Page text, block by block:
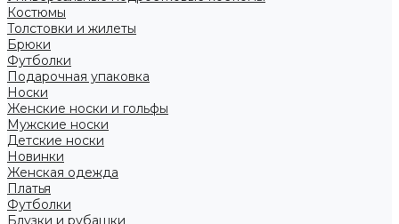
Костюмы
Толстовки и жилеты
Брюки
Футболки
Подарочная упаковка
Носки
Женские носки и гольфы
Мужские носки
Детские носки
Новинки
Женская одежда
Платья
Футболки
Блузки и рубашки